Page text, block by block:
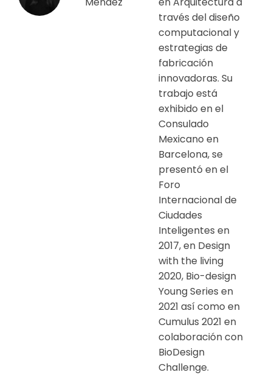
través del diseño
computacional y
estrategias de
fabricación
innovadoras. Su
trabajo está
exhibido en el
Consulado
Mexicano en
Barcelona, se
presentó en el
Foro
Internacional de
Ciudades
Inteligentes en
2017, en Design
with the living
2020, Bio-design
Young Series en
2021 así como en
Cumulus 2021 en
colaboración con
BioDesign
Challenge.